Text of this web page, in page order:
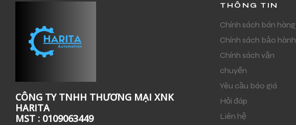
CÔNG TY TNHH THƯƠNG MẠI XNK
HARITA
MST : 0109063449
THÔNG TIN
Chính sách bán hàng
Chính sách bảo hành
Chính sách vận
chuyển
Yêu cầu báo giá
Hỏi đáp
Liên hệ